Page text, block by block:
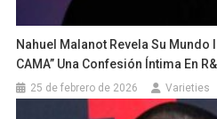
Nahuel Malanot Revela Su Mundo
CAMA” Una Confesión Íntima En
25 de febrero de 2026 Varieties